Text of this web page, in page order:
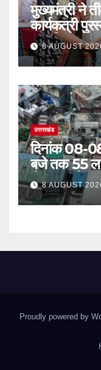
मुख्यमंत्री ने
कार्यकत्री
सम्मानित
8 AUGUST
उत्तराखंड
दिनांक 08-
बजे तक 55
लेकर अपने
8 AUGUST
Proudly powered by